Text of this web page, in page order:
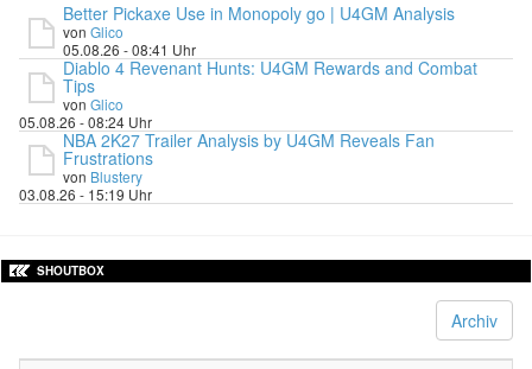
Better Pickaxe Use in Monopoly go | U4GM Analysis
von Glico
05.08.26 - 08:41 Uhr
Diablo 4 Revenant Hunts: U4GM Rewards and Combat
Tips
von Glico
05.08.26 - 08:24 Uhr
NBA 2K27 Trailer Analysis by U4GM Reveals Fan
Frustrations
von Blustery
03.08.26 - 15:19 Uhr
SHOUTBOX
Archiv